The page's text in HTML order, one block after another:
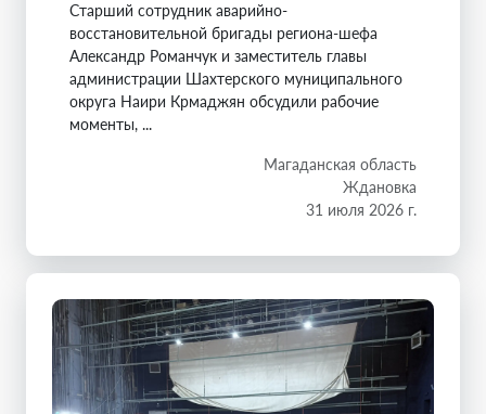
Старший сотрудник аварийно-
восстановительной бригады региона-шефа
Александр Романчук и заместитель главы
администрации Шахтерского муниципального
округа Наири Крмаджян обсудили рабочие
моменты, ...
Магаданская область
Ждановка
31 июля 2026 г.